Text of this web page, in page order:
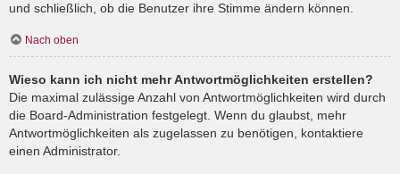
und schließlich, ob die Benutzer ihre Stimme ändern können.
Nach oben
Wieso kann ich nicht mehr Antwortmöglichkeiten erstellen?
Die maximal zulässige Anzahl von Antwortmöglichkeiten wird durch
die Board-Administration festgelegt. Wenn du glaubst, mehr
Antwortmöglichkeiten als zugelassen zu benötigen, kontaktiere
einen Administrator.